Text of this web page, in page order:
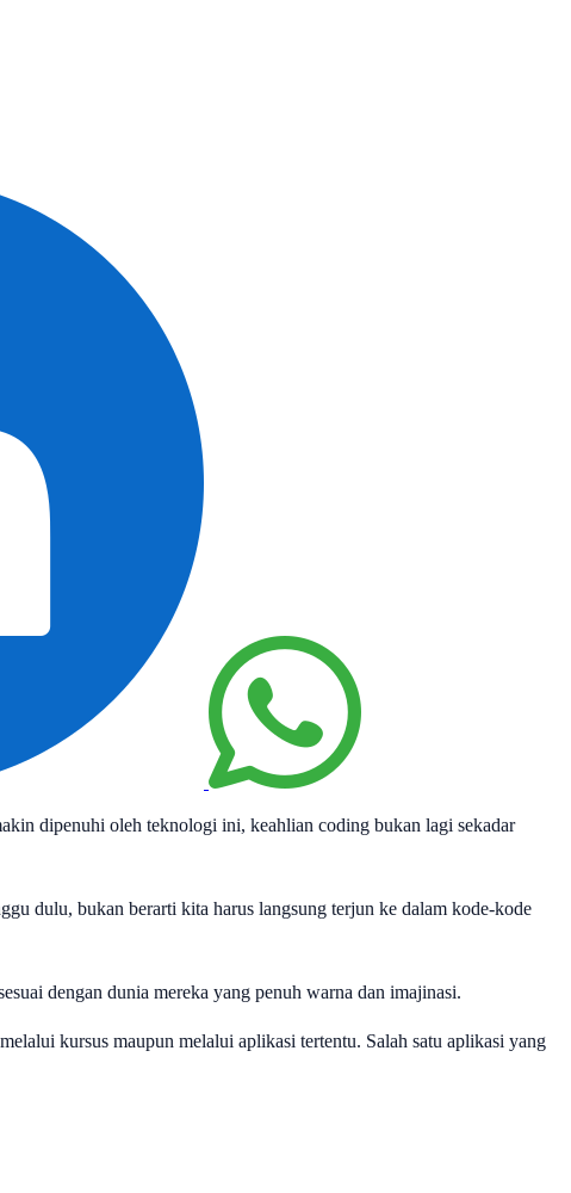
dipenuhi oleh teknologi ini, keahlian coding bukan lagi sekadar
dulu, bukan berarti kita harus langsung terjun ke dalam kode-kode
dengan dunia mereka yang penuh warna dan imajinasi.
kursus maupun melalui aplikasi tertentu. Salah satu aplikasi yang